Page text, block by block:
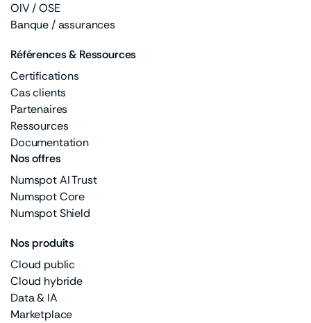
Nos offres
Numspot AI Trust
Numspot Core
Numspot Shield
Nos produits
Cloud public
Cloud hybride
Data & IA
Marketplace
OIV / OSE
Banque / assurances
Références & Ressources
Certifications
Cas clients
Partenaires
Ressources
Documentation